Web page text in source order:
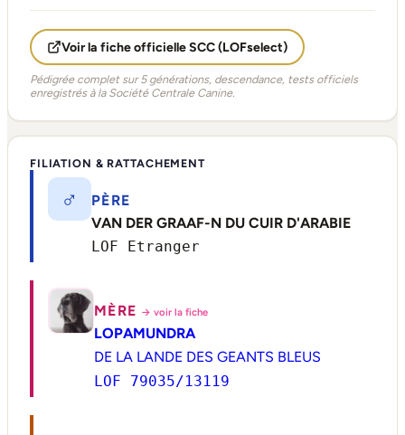
Voir la fiche officielle SCC (LOFselect)
Pédigrée complet sur 5 générations, descendance, tests officiels
enregistrés à la Société Centrale Canine.
FILIATION & RATTACHEMENT
♂
PÈRE
VAN DER GRAAF-N DU CUIR D'ARABIE
LOF Etranger
MÈRE → voir la fiche
LOPAMUNDRA
DE LA LANDE DES GEANTS BLEUS
LOF 79035/13119